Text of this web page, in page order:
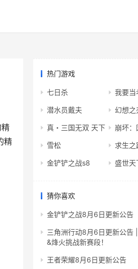
精
热门游戏
七日杀 我要当
潜水员戴夫 幻想之
真・三国无双 天下 崩坏：
雪松 求生之
金铲铲之战s8 盛世天
猜你喜欢
金铲铲之战8月6日更新公告
三角洲行动8月6日更新公告
&烽火挑战新赛段！
王者荣耀8月6日更新公告